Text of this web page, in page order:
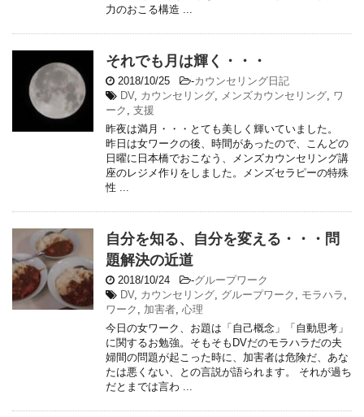
力のおこる構造 ...
それでも月は輝く・・・
2018/10/25 -カウンセリング日記
DV, カウンセリング, メンズカウンセリング, ワ
ーク , 支援
昨夜は満月・・・とても美しく輝いていました。
昨日は女ワークの後、時間があったので、こんどの
日曜に日本橋でおこなう、メンズカウンセリング講
座のレジメ作りをしました。メンズセラピーの特殊
性 ...
自分を知る、自分を変える・・・問
題解決の近道
2018/10/24 -グループワーク
DV, カウンセリング, グループワーク , モラハラ ,
ワーク , 加害者, 心理
今日の女ワーク、お題は「自己概念」「自動思考」
に関するお勉強。そもそもDVだのモラハラだの夫
婦間の問題が起こった時に、加害者は危険だ、あな
たは悪くない、との言説が語られます。 それが過ち
だとまでは言わ ...